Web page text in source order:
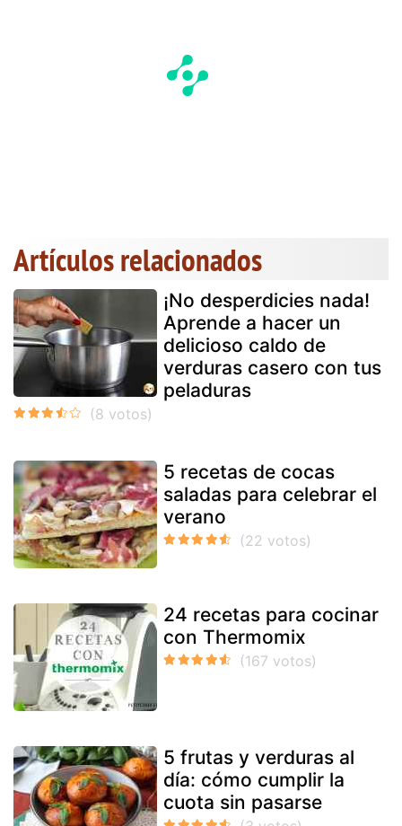
Artículos relacionados
¡No desperdicies nada!
Aprende a hacer un
delicioso caldo de
verduras casero con tus
peladuras
5 recetas de cocas
saladas para celebrar el
verano
24 recetas para cocinar
con Thermomix
5 frutas y verduras al
día: cómo cumplir la
cuota sin pasarse